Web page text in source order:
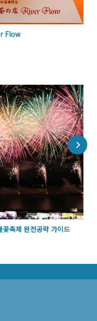
Flow
꽃축제 완전공략 가이드